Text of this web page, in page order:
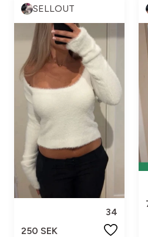
SELLOUT
34
250 SEK